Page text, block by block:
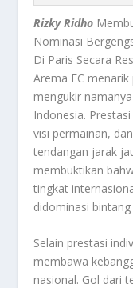
Rizky Ridho
Nominasi
Di Paris Secara
Arema FC
mengukir
Indonesia.
visi permainan,
tendangan jarak
membuktikan
tingkat
didominasi bintang
Selain prestasi
membawa
nasional. Gol dari